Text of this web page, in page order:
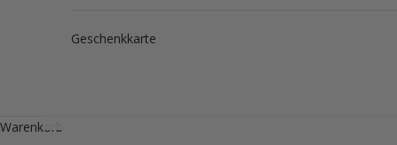
Geschenkkarte
Warenkorb